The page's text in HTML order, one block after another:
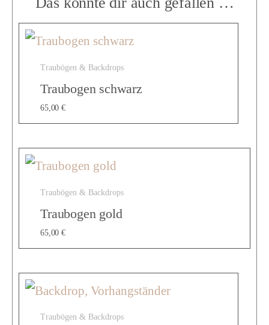
u
s
t
e
Traubögen & Backdrops
Traubogen schwarz
65,00 €
Traubögen & Backdrops
Traubogen gold
65,00 €
Traubögen & Backdrops